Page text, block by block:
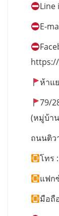
Line
E-
ห้าแ
79/
(หมู่บ้า
ถนนติว
โทร
แฟก
มือถื